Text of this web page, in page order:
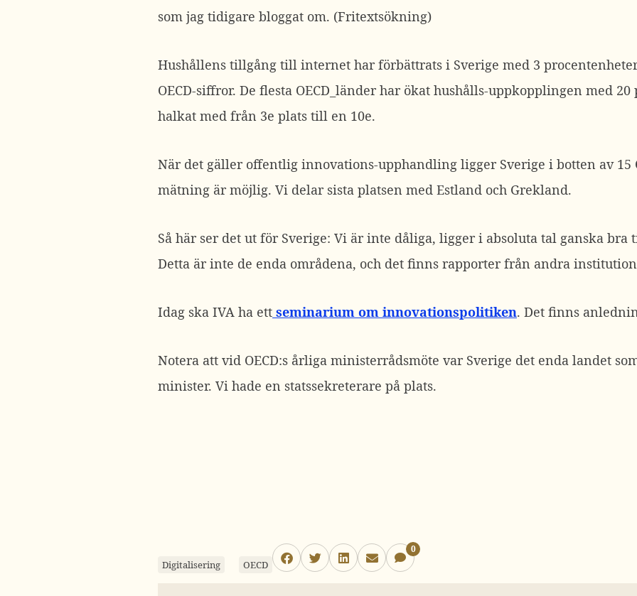
som jag tidigare bloggat om. (Fritextsökning)
Hushållens tillgång till internet har förbättrats i Sverige med 3
OECD-siffror. De flesta OECD_länder har ökat hushålls-uppkopplingen med
halkat med från 3e plats till en 10e.
När det gäller offentlig innovations-upphandling ligger Sverige i botten av 15
mätning är möjlig. Vi delar sista platsen med Estland och Grekland.
Så här ser det ut för Sverige: Vi är inte dåliga, ligger i absoluta tal ganska
Detta är inte de enda områdena, och det finns rapporter från andra
Idag ska IVA ha ett seminarium om innovationspolitiken. Det finns
Notera att vid OECD:s årliga ministerrådsmöte var Sverige det enda landet
minister. Vi hade en statssekreterare på plats.
Digitalisering OECD
0